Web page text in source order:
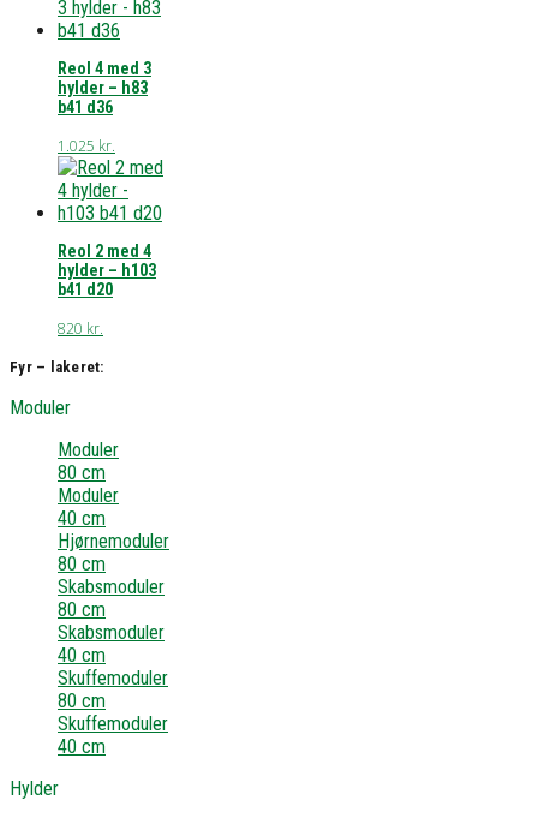
Reol 4 med 3
hylder – h83
b41 d36
1.025 kr.
Reol 2 med 4
hylder – h103
b41 d20
820 kr.
Fyr – lakeret:
Moduler
Moduler
80 cm
Moduler
40 cm
Hjørnemoduler
80 cm
Skabsmoduler
80 cm
Skabsmoduler
40 cm
Skuffemoduler
80 cm
Skuffemoduler
40 cm
Hylder